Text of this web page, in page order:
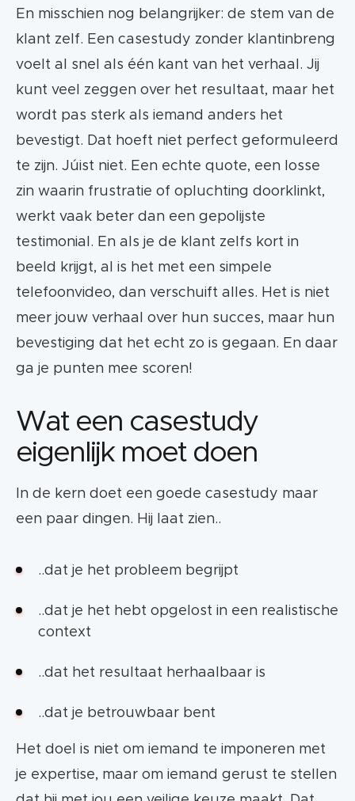
En misschien nog belangrijker: de stem van de
klant zelf. Een casestudy zonder klantinbreng
voelt al snel als één kant van het verhaal. Jij
kunt veel zeggen over het resultaat, maar het
wordt pas sterk als iemand anders het
bevestigt. Dat hoeft niet perfect geformuleerd
te zijn. Júist niet. Een echte quote, een losse
zin waarin frustratie of opluchting doorklinkt,
werkt vaak beter dan een gepolijste
testimonial. En als je de klant zelfs kort in
beeld krijgt, al is het met een simpele
telefoonvideo, dan verschuift alles. Het is niet
meer jouw verhaal over hun succes, maar hun
bevestiging dat het echt zo is gegaan. En daar
ga je punten mee scoren!
Wat een casestudy
eigenlijk moet doen
In de kern doet een goede casestudy maar
een paar dingen. Hij laat zien..
..dat je het probleem begrijpt
..dat je het hebt opgelost in een realistische
context
..dat het resultaat herhaalbaar is
..dat je betrouwbaar bent
Het doel is niet om iemand te imponeren met
je expertise, maar om iemand gerust te stellen